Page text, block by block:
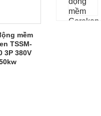
mềm
TSSM-
3P 380V